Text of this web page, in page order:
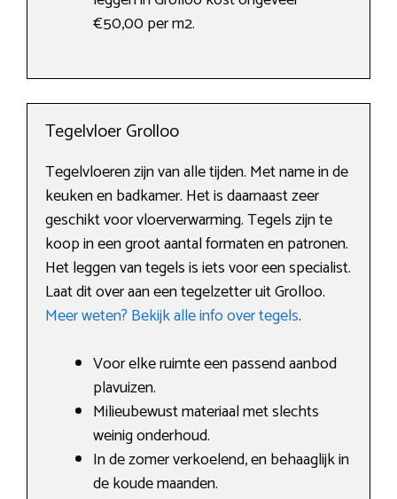
€50,00 per m2.
Tegelvloer Grolloo
Tegelvloeren zijn van alle tijden. Met name in de
keuken en badkamer. Het is daarnaast zeer
geschikt voor vloerverwarming. Tegels zijn te
koop in een groot aantal formaten en patronen.
Het leggen van tegels is iets voor een specialist.
Laat dit over aan een tegelzetter uit Grolloo.
Meer weten? Bekijk alle info over tegels.
Voor elke ruimte een passend aanbod
plavuizen.
Milieubewust materiaal met slechts
weinig onderhoud.
In de zomer verkoelend, en behaaglijk in
de koude maanden.